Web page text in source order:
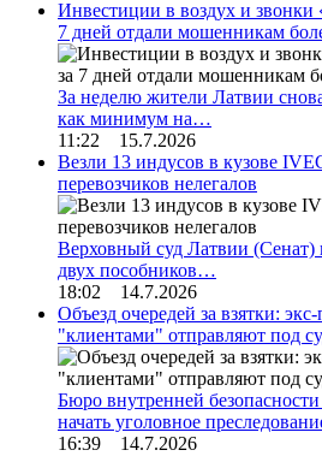
Инвестиции в воздух и звонки
7 дней отдали мошенникам
За неделю жители Латвии
как минимум на…
11:22 15.7.2026
Везли 13 индусов в кузове
перевозчиков нелегалов
Верховный суд Латвии (Сенат)
двух пособников…
18:02 14.7.2026
Объезд очередей за взятки:
"клиентами" отправляют под
Бюро внутренней
начать уголовное
16:39 14.7.2026